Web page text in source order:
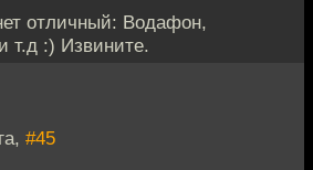
отличный: Водафон,
т.д :) Извините.
#45